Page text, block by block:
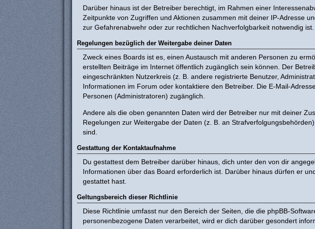
Darüber hinaus ist der Betreiber berechtigt, im Rahmen einer
Zeitpunkte von Zugriffen und Aktionen zusammen mit deiner IP-Adresse
zur Gefahrenabwehr oder zur rechtlichen Nachverfolgbarkeit notwendig ist.
Regelungen bezüglich der Weitergabe deiner Daten
Zweck eines Boards ist es, einen Austausch mit anderen Personen zu
erstellten Beiträge im Internet öffentlich zugänglich sein können. Der
eingeschränkten Nutzerkreis (z. B. andere registrierte Benutzer,
Informationen im Forum oder kontaktiere den Betreiber. Die E-Mail-
Personen (Administratoren) zugänglich.
Andere als die oben genannten Daten wird der Betreiber nur mit deiner
Regelungen zur Weitergabe der Daten (z. B. an
sind.
Gestattung der Kontaktaufnahme
Du gestattest dem Betreiber darüber hinaus, dich unter den von dir
Informationen über das Board erforderlich ist. Darüber hinaus dürfen er
gestattet hast.
Geltungsbereich dieser Richtlinie
Diese Richtlinie umfasst nur den Bereich der Seiten, die die phpBB-
personenbezogene Daten verarbeitet, wird er dich darüber gesondert